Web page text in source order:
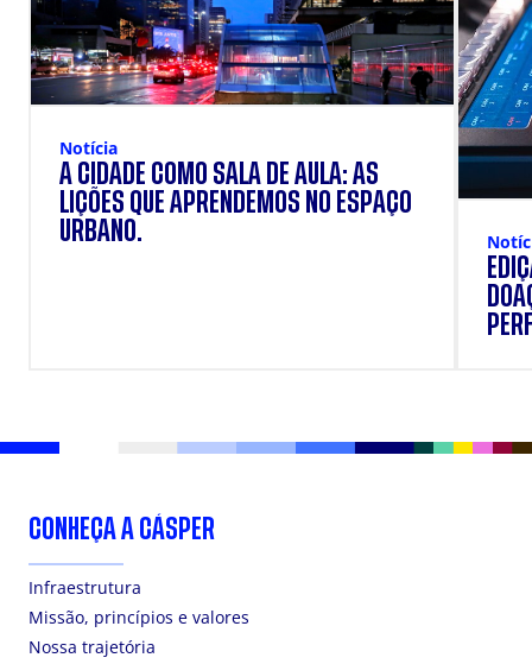
Notícia
A CIDADE COMO SALA DE AULA: AS
LIÇÕES QUE APRENDEMOS NO ESPAÇO
URBANO.
CONHEÇA A CÁSPER
Infraestrutura
Missão, princípios e valores
Nossa trajetória